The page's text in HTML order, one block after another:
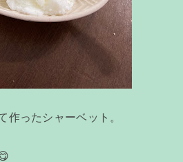
作ったシャーベット。